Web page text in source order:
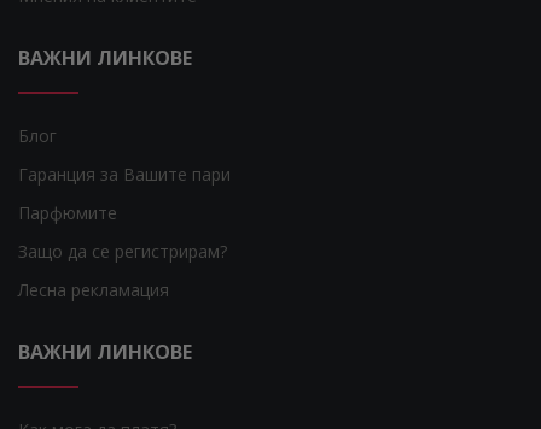
ВАЖНИ ЛИНКОВЕ
Блог
Гаранция за Вашите пари
Парфюмите
Защо да се регистрирам?
Лесна рекламация
ВАЖНИ ЛИНКОВЕ